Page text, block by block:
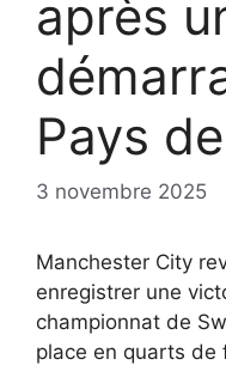
après
Pays
3 novembre 2025
Manchester City
enregistrer une
championnat de
place en quarts de